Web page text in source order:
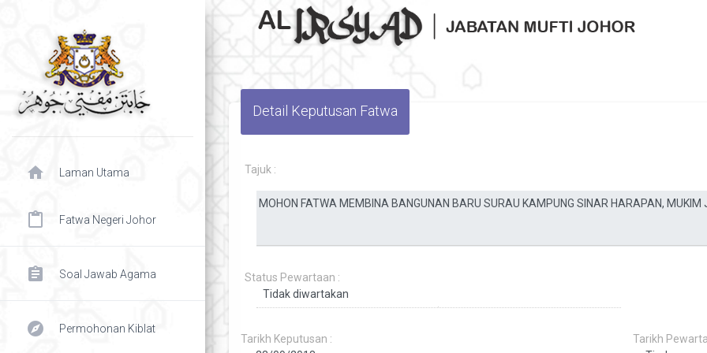
home Laman Utama
content_paste Fatwa Negeri Johor
assignment Soal Jawab Agama
explore Permohonan Kiblat
Detail Keputusan Fatwa
Tajuk :
Status Pewartaan :
Tarikh Keputusan : Tarikh